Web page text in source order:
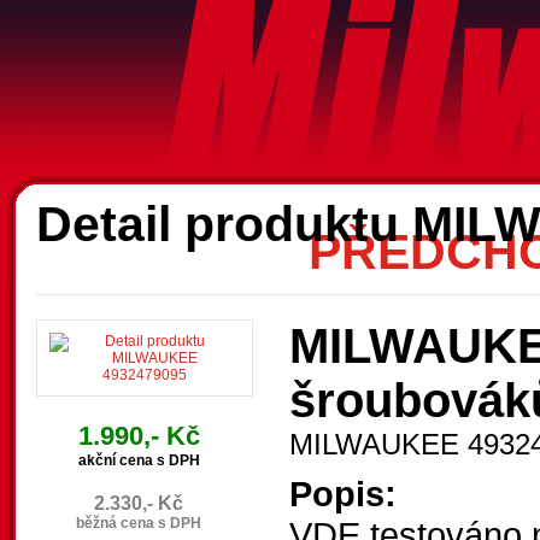
Detail produktu
1.990,- Kč
akční cena s DPH
2.330,- Kč
běžná cena s DPH
MILWAUKEE
Popis: